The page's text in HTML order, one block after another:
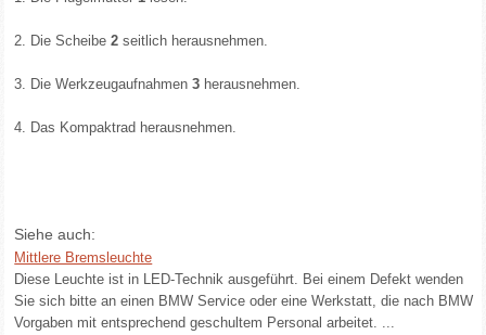
2. Die Scheibe2seitlich herausnehmen.
3. Die Werkzeugaufnahmen3 herausnehmen.
4. Das Kompaktrad herausnehmen.
Siehe auch:
Mittlere Bremsleuchte
Diese Leuchte ist in LED-Technik ausgeführt. Bei einem Defekt wenden
Sie sich bitte an einen BMW Service oder eine Werkstatt, die nach BMW
Vorgaben mit entsprechend geschultem Personal arbeitet. ...